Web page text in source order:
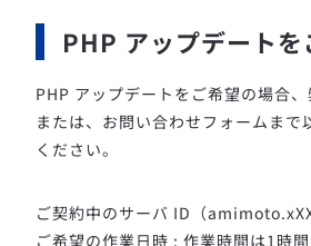
PHP アップデート
PHP アップデートをご希望の場合
または、お問い合わせフォームまで
ください。
ご契約中のサーバ ID（
ご希望の作業日時 : 作業時間は1時